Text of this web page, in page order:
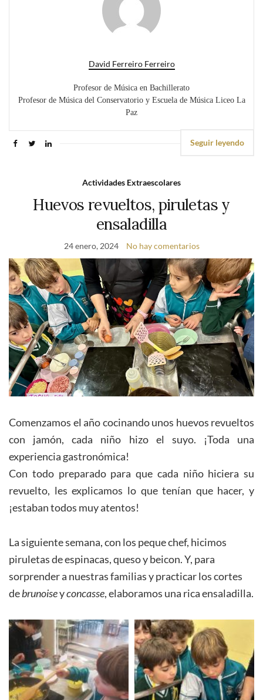
David Ferreiro Ferreiro
Profesor de Música en Bachillerato
Profesor de Música del Conservatorio y Escuela de Música Liceo La
Paz
Seguir leyendo
Actividades Extraescolares
Huevos revueltos, piruletas y
ensaladilla
24 enero, 2024 No hay comentarios
Comenzamos el año cocinando unos huevos revueltos
con jamón, cada niño hizo el suyo. ¡Toda una
experiencia gastronómica!
Con todo preparado para que cada niño hiciera su
revuelto, les explicamos lo que tenían que hacer, y
¡estaban todos muy atentos!
La siguiente semana, con los peque chef, hicimos
piruletas de espinacas, queso y beicon. Y, para
sorprender a nuestras familias y practicar los cortes
debrunoiseyconcasse, elaboramos una rica ensaladilla.